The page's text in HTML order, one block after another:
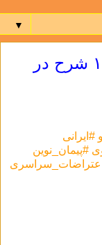
▼
کافه سوسن سال ۱۳۵۵ - ۱۹۷۶ شرح در
#پیمان_نوین